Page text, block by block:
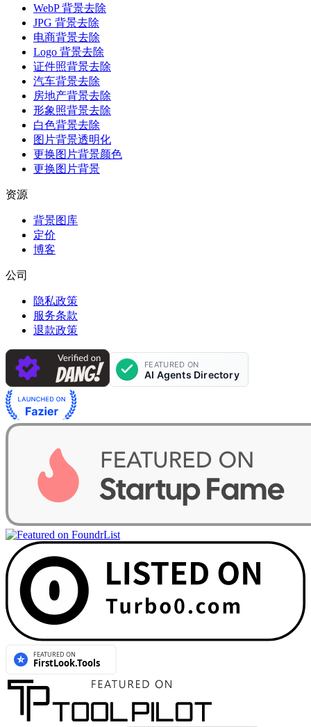
WebP 背景去除
JPG 背景去除
电商背景去除
Logo 背景去除
证件照背景去除
汽车背景去除
房地产背景去除
形象照背景去除
白色背景去除
图片背景透明化
更换图片背景颜色
更换图片背景
资源
背景图库
定价
博客
公司
隐私政策
服务条款
退款政策